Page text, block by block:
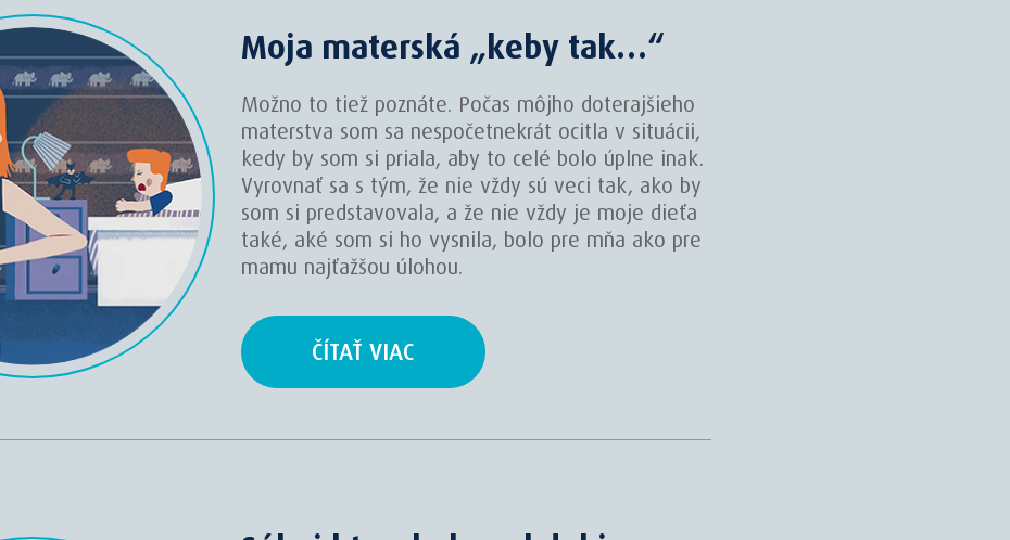
Moja materská „keby tak…“
Možno to tiež poznáte. Počas môjho doterajšieho
materstva som sa nespočetnekrát ocitla v situácii,
kedy by som si priala, aby to celé bolo úplne inak.
Vyrovnať sa s tým, že nie vždy sú veci tak, ako by
som si predstavovala, a že nie vždy je moje dieťa
také, aké som si ho vysnila, bolo pre mňa ako pre
mamu najťažšou úlohou.
ČÍTAŤ VIAC